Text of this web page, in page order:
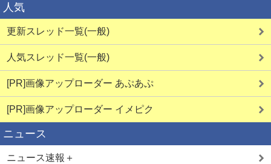
人気
更新スレッド一覧(一般)
人気スレッド一覧(一般)
[PR]画像アップローダー あぷあぷ
[PR]画像アップローダー イメピク
ニュース
ニュース速報＋